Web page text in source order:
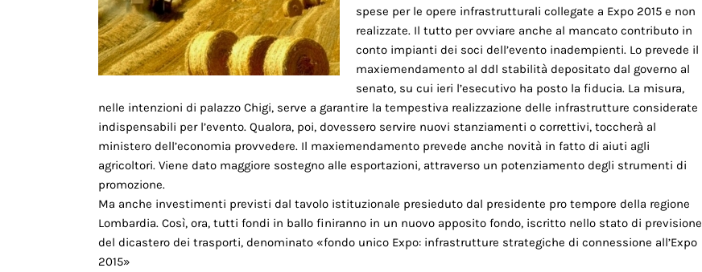
spese per le opere infrastrutturali collegate a Expo 2015 e non
realizzate. Il tutto per ovviare anche al mancato contributo in
conto impianti dei soci dell’evento inadempienti. Lo prevede il
maxiemendamento al ddl stabilità depositato dal governo al
senato, su cui ieri l’esecutivo ha posto la fiducia. La misura,
nelle intenzioni di palazzo Chigi, serve a garantire la tempestiva realizzazione delle infrastrutture considerate
indispensabili per l’evento. Qualora, poi, dovessero servire nuovi stanziamenti o correttivi, toccherà al
ministero dell’economia provvedere. Il maxiemendamento prevede anche novità in fatto di aiuti agli
agricoltori. Viene dato maggiore sostegno alle esportazioni, attraverso un potenziamento degli strumenti di
promozione.
Ma anche investimenti previsti dal tavolo istituzionale presieduto dal presidente pro tempore della regione
Lombardia. Così, ora, tutti fondi in ballo finiranno in un nuovo apposito fondo, iscritto nello stato di previsione
del dicastero dei trasporti, denominato «fondo unico Expo: infrastrutture strategiche di connessione all’Expo
2015»